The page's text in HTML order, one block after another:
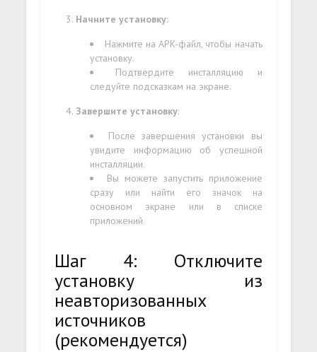
Начните установку:
Нажмите на APK-файл, чтобы начать
установку.
Подтвердите инсталляцию и
следуйте подсказкам на экране.
Завершите установку:
После завершения установки вы
увидите информацию об успешной
инсталляции.
Вы можете запустить приложение
сразу или найти его значок на
основном экране или в списке
приложений.
Шаг 4: Отключите
установку из
неавторизованных
источников
(рекомендуется)